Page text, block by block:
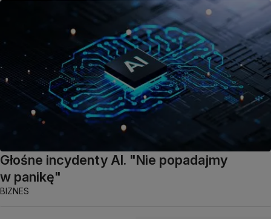
Głośne incydenty AI. "Nie popadajmy
w panikę"
BIZNES